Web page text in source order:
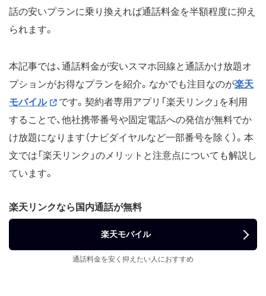
話の安いプランに乗り換えれば通話料金を半額程度に抑え
られます。
本記事では、通話料金が安いスマホ回線と通話かけ放題オ
プションがお得なプランを紹介。なかでも注目なのが楽天
モバイル
です。契約者専用アプリ「楽天リンク」を利用
することで、他社携帯番号や固定電話への発信が無料でか
け放題になります（ナビダイヤルなど一部番号を除く）。本
文では「楽天リンク」のメリットと注意点についても解説し
ています。
楽天リンクなら国内通話が無料
楽天モバイル
通話料金を安く抑えたい人におすすめ